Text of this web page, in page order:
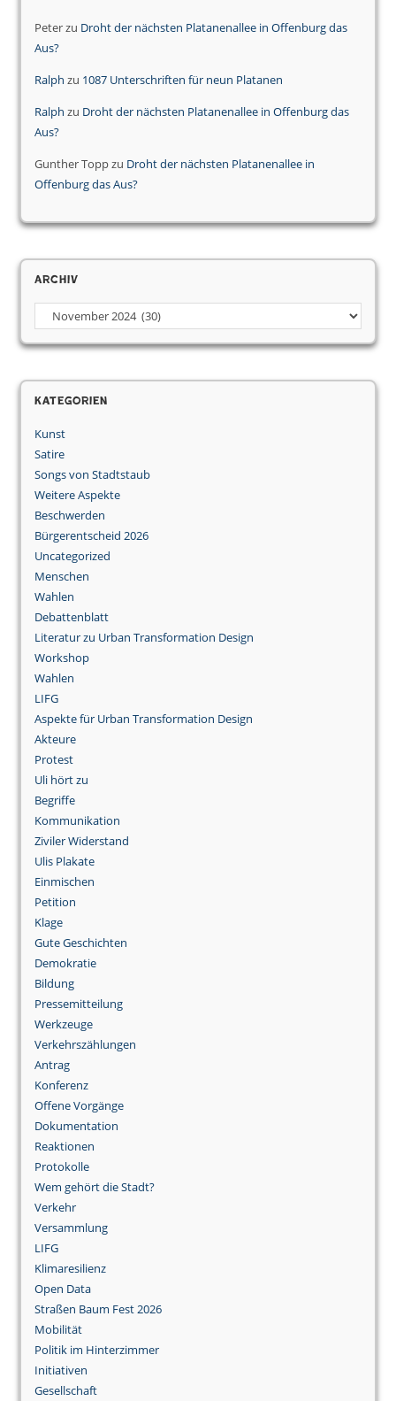
Peterzu Droht der nächsten Platanenallee in Offenburg das
Aus?
Ralph zu 1087 Unterschriften für neun Platanen
Ralph zu Droht der nächsten Platanenallee in Offenburg das
Aus?
Gunther Toppzu Droht der nächsten Platanenallee in
Offenburg das Aus?
Archiv
Archiv
Kategorien
Kunst
Satire
Songs von Stadtstaub
Weitere Aspekte
Beschwerden
Bürgerentscheid 2026
Uncategorized
Menschen
Wahlen
Debattenblatt
Literatur zu Urban Transformation Design
Workshop
Wahlen
LIFG
Aspekte für Urban Transformation Design
Akteure
Protest
Uli hört zu
Begriffe
Kommunikation
Ziviler Widerstand
Ulis Plakate
Einmischen
Petition
Klage
Gute Geschichten
Demokratie
Bildung
Pressemitteilung
Werkzeuge
Verkehrszählungen
Antrag
Konferenz
Offene Vorgänge
Dokumentation
Reaktionen
Protokolle
Wem gehört die Stadt?
Verkehr
Versammlung
LIFG
Klimaresilienz
Open Data
Straßen Baum Fest 2026
Mobilität
Politik im Hinterzimmer
Initiativen
Gesellschaft